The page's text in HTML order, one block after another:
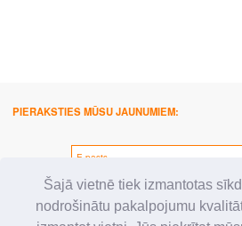
Šajā vietnē tiek izmantotas
nodrošinātu pakalpojumu
PIERAKSTIES MŪSU JAUNUMIEM:
SEKO MUMS: